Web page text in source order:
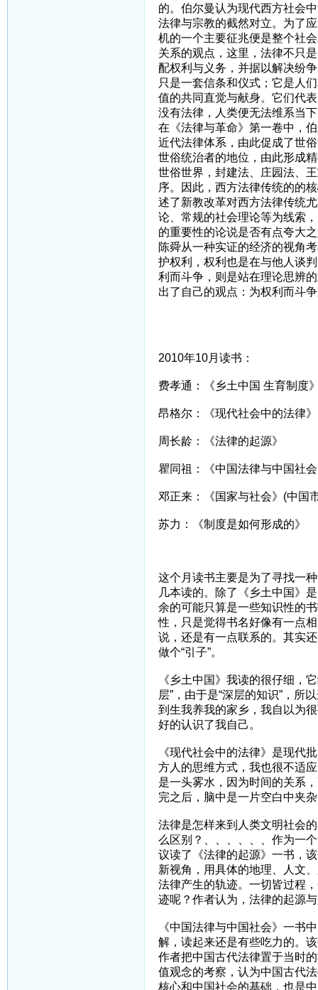
的。伯尔曼认为现代西方社会
法律与宗教的截然对立。为了
机的一个主要征兆便是整个社
关系的观点，这里，法律不只
配权利与义务，并据以解决纷
只是一套信条和仪式；它是人
值的共同直觉与献身。它们代
没有法律，人类便无法维系当
在《法律与革命》第一卷中，
近代法律体系，由此促成了世
世俗统治者的地位，由此形成
世俗世界，封建法、庄园法、
序。因此，西方法律传统的的
述了新教改革对西方法律传统
论、常规的社会理论等为线索
的重要性的论说是否有点夸大
陈舜从一种实证的经济的视角
护权利，权利也是在与他人谈
利而斗争，则是站在理论思辨
出了自己的观点：为权利而斗
2010年10月读书：
费孝通：《乡土中国 生育制度
昂格尔：《现代社会中的法律》
周长龄：《法律的起源》
瞿同祖：《中国法律与中国社
邓正来：《国家与社会》(中国
苏力：《制度是如何形成的》
这个月读书主要是为了寻找一
几本读的。除了《乡土中国》
余的可能只算是一些知识性的
性，只是觉得书名好像有一点
说，还是有一点联系的。其实
做个“引子”。
《乡土中国》我读的很仔细，
层”，由于是“深层的知识”，所
到生我养我的家乡，我自以为
好的认识了我自己。
《现代社会中的法律》是现代
方人的思维方式，我也很不适
是一头雾水，因为时间的关系
完之后，脑中是一片空白中夹
法律是怎样来到人类文明社会
么区别？、、、、、、作为一
议读了《法律的起源》一书，
新视角，用具体的地理、人文
法律产生的轨迹。一切皆过程
迹呢？作者认为，法律的起源
《中国法律与中国社会》一书
解，读起来还是有些吃力的。
作者把中国古代法律置于当时
值观念的考察，认为中国古代
核心和中国社会的基础，也是